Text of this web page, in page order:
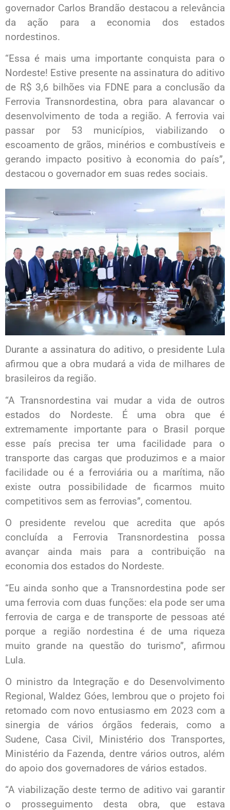
governador Carlos Brandão destacou a relevância
da ação para a economia dos estados
nordestinos.
“Essa é mais uma importante conquista para o
Nordeste! Estive presente na assinatura do aditivo
de R$ 3,6 bilhões via FDNE para a conclusão da
Ferrovia Transnordestina, obra para alavancar o
desenvolvimento de toda a região. A ferrovia vai
passar por 53 municípios, viabilizando o
escoamento de grãos, minérios e combustíveis e
gerando impacto positivo à economia do país”,
destacou o governador em suas redes sociais.
Durante a assinatura do aditivo, o presidente Lula
afirmou que a obra mudará a vida de milhares de
brasileiros da região.
“A Transnordestina vai mudar a vida de outros
estados do Nordeste. É uma obra que é
extremamente importante para o Brasil porque
esse país precisa ter uma facilidade para o
transporte das cargas que produzimos e a maior
facilidade ou é a ferroviária ou a marítima, não
existe outra possibilidade de ficarmos muito
competitivos sem as ferrovias”, comentou.
O presidente revelou que acredita que após
concluída a Ferrovia Transnordestina possa
avançar ainda mais para a contribuição na
economia dos estados do Nordeste.
“Eu ainda sonho que a Transnordestina pode ser
uma ferrovia com duas funções: ela pode ser uma
ferrovia de carga e de transporte de pessoas até
porque a região nordestina é de uma riqueza
muito grande na questão do turismo”, afirmou
Lula.
O ministro da Integração e do Desenvolvimento
Regional, Waldez Góes, lembrou que o projeto foi
retomado com novo entusiasmo em 2023 com a
sinergia de vários órgãos federais, como a
Sudene, Casa Civil, Ministério dos Transportes,
Ministério da Fazenda, dentre vários outros, além
do apoio dos governadores de vários estados.
“A viabilização deste termo de aditivo vai garantir
o prosseguimento desta obra, que estava